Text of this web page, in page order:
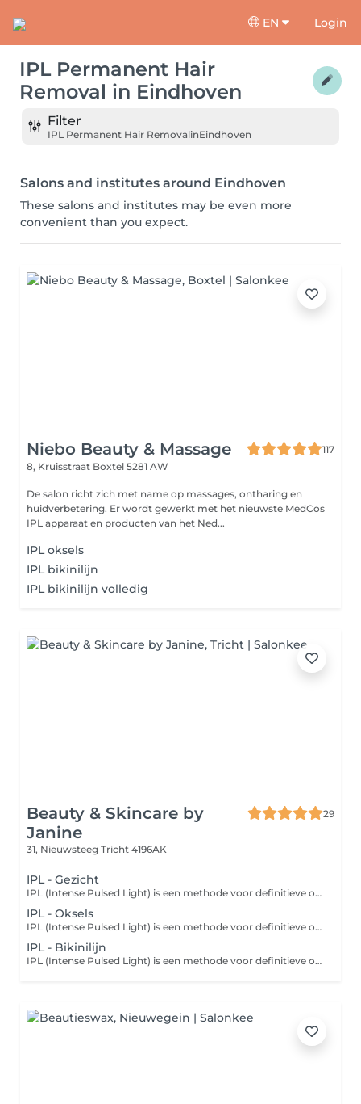
EN Login
IPL Permanent Hair
Removal in Eindhoven
Filter
IPL Permanent Hair RemovalinEindhoven
Salons and institutes around Eindhoven
These salons and institutes may be even more
convenient than you expect.
Niebo Beauty & Massage
117
8, Kruisstraat Boxtel 5281 AW
De salon richt zich met name op massages, ontharing en
huidverbetering. Er wordt gewerkt met het nieuwste MedCos
IPL apparaat en producten van het Ned...
IPL oksels
IPL bikinilijn
IPL bikinilijn volledig
Beauty & Skincare by
Janine
29
31, Nieuwsteeg Tricht 4196AK
IPL - Gezicht
IPL (Intense Pulsed Light) is een methode voor definitieve ontharing die gebruik maakt van verschillende golflengtes licht. Afhankelijk van je huid, je haar en het te ontharen gebied zijn 6 tot 12 behandelingen nodig om het gewenste resultaat te bereiken. Afhankelijk van de haargroei kunnen de behandelingen om de 4 à 6 weken plaatsvinden.
IPL - Oksels
IPL (Intense Pulsed Light) is een methode voor definitieve ontharing die gebruik maakt van verschillende golflengtes licht. Afhankelijk van je huid, je haar en het te ontharen gebied zijn 6 tot 8 behandelingen nodig om het gewenste resultaat te bereiken. Afhankelijk van de haargroei kunnen de behandelingen om de 4 à 6 weken plaatsvinden.
IPL - Bikinilijn
IPL (Intense Pulsed Light) is een methode voor definitieve ontharing die gebruik maakt van verschillende golflengtes licht. Afhankelijk van je huid, je haar en het te ontharen gebied zijn 6 tot 8 behandelingen nodig om het gewenste resultaat te bereiken. Afhankelijk van de haargroei kunnen de behandelingen om de 4 à 6 weken plaatsvinden.